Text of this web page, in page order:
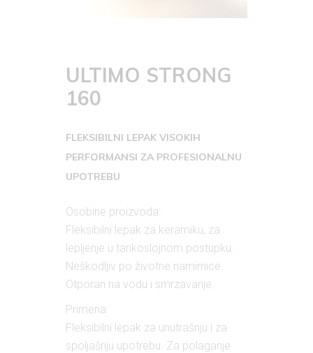
ULTIMO STRONG
160
FLEKSIBILNI LEPAK VISOKIH
PERFORMANSI ZA PROFESIONALNU
UPOTREBU
Osobine proizvoda:
Fleksibilni lepak za keramiku, za
lepljenje u tankoslojnom postupku.
Neškodljiv po životne namirnice.
Otporan na vodu i smrzavanje.
Primena:
Fleksibilni lepak za unutrašnju i za
spoljašnju upotrebu. Za polaganje